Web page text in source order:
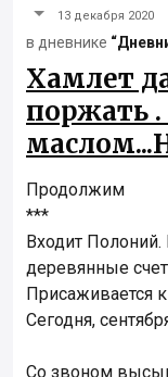
13 декабря 2020
в дневнике
Хамлет
поржать .
Продолжим
***
Входит
деревянные
Присаживается
Сегодня,
Со звоном